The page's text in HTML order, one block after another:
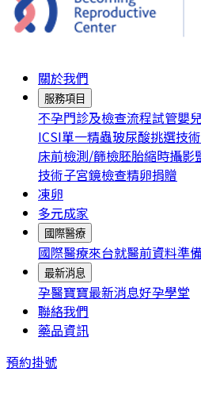
關於我們
服務項目
不孕門診及檢查流程試管嬰
ICSI單一精蟲玻尿酸挑選技
床前檢測/篩檢胚胎縮時攝影
技術子宮鏡檢查精卵捐贈
凍卵
多元成家
國際醫療
國際醫療來台就醫前資料準
最新消息
孕醫寶寶最新消息好孕學堂
聯絡我們
藥品資訊
預約掛號